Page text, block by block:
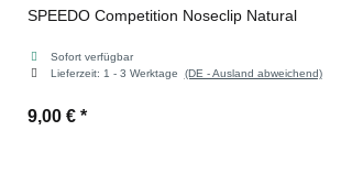
SPEEDO Competition Noseclip Natural
Sofort verfügbar
Lieferzeit: 1 - 3 Werktage (DE - Ausland abweichend)
9,00 € *